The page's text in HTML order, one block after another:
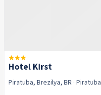
Hotel Kirst
Piratuba, Brezilya, BR · Piratuba